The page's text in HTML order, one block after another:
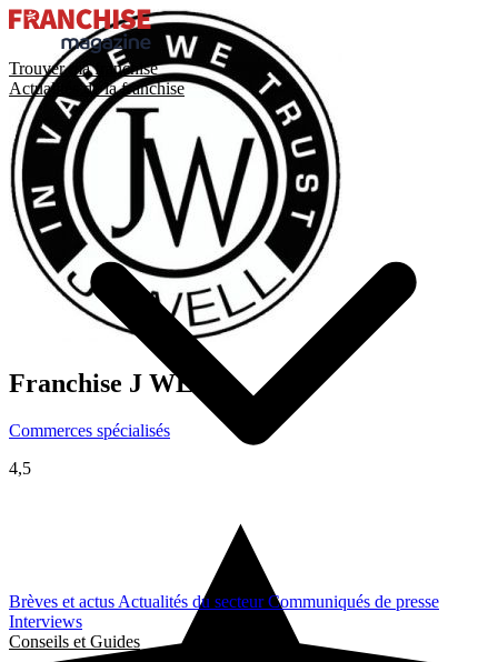
Trouver ma franchise
Actualités de la franchise
Brèves et actus Actualités du secteurCommuniqués de presse
Interviews
Conseils et Guides
Franchise J WELL
Commerces spécialisés
4,5